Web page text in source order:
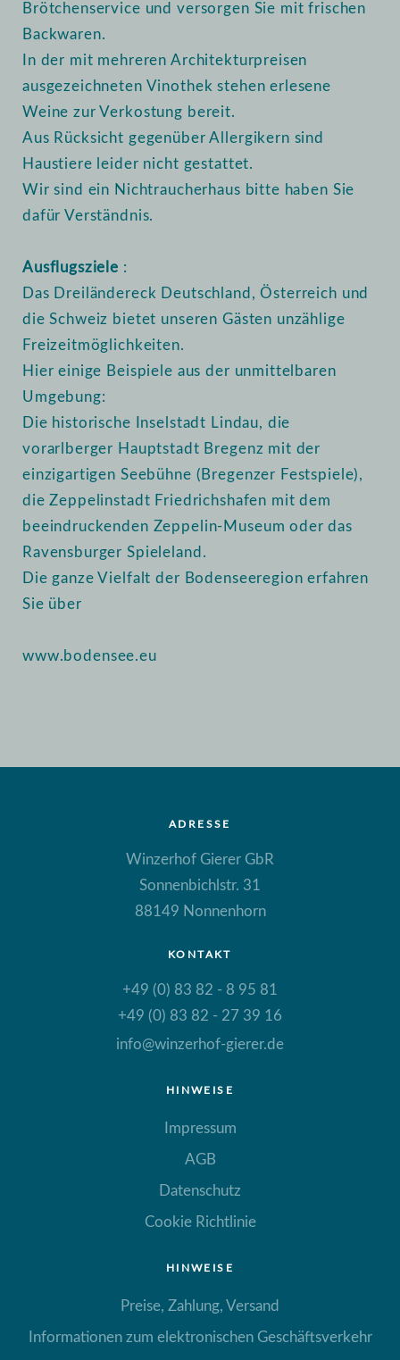
Brötchenservice und versorgen Sie mit frischen
Backwaren.
In der mit mehreren Architekturpreisen
ausgezeichneten Vinothek stehen erlesene
Weine zur Verkostung bereit.
Aus Rücksicht gegenüber Allergikern sind
Haustiere leider nicht gestattet.
Wir sind ein Nichtraucherhaus bitte haben Sie
dafür Verständnis.
Ausflugsziele :
Das Dreiländereck Deutschland, Österreich und
die Schweiz bietet unseren Gästen unzählige
Freizeitmöglichkeiten.
Hier einige Beispiele aus der unmittelbaren
Umgebung:
Die historische Inselstadt Lindau, die
vorarlberger Hauptstadt Bregenz mit der
einzigartigen Seebühne (Bregenzer Festspiele),
die Zeppelinstadt Friedrichshafen mit dem
beeindruckenden Zeppelin-Museum oder das
Ravensburger Spieleland.
Die ganze Vielfalt der Bodenseeregion erfahren
Sie über
www.bodensee.eu
ADRESSE
Winzerhof Gierer GbR
Sonnenbichlstr. 31
88149 Nonnenhorn
KONTAKT
+49 (0) 83 82 - 8 95 81
+49 (0) 83 82 - 27 39 16
info@winzerhof-gierer.de
HINWEISE
Impressum
AGB
Datenschutz
Cookie Richtlinie
HINWEISE
Preise, Zahlung, Versand
Informationen zum elektronischen Geschäftsverkehr